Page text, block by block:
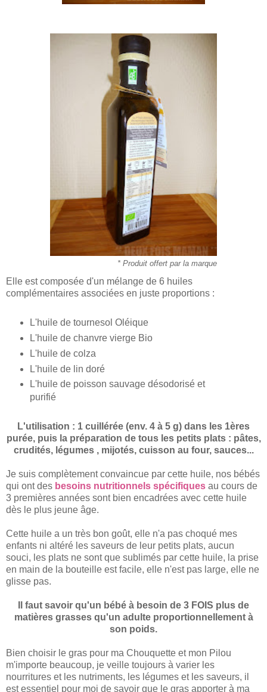
* Produit offert par la marque
Elle est composée d'un mélange de 6 huiles
complémentaires associées en juste proportions :
L'huile de tournesol Oléique
L'huile de chanvre vierge Bio
L'huile de colza
L'huile de lin doré
L'huile de poisson sauvage désodorisé et
purifié
L'utilisation : 1 cuillérée (env. 4 à 5 g) dans les 1ères
purée, puis la préparation de tous les petits plats : pâtes,
crudités, légumes , mijotés, cuisson au four, sauces...
Je suis complètement convaincue par cette huile, nos bébés
qui ont des besoins nutritionnels spécifiques au cours de
3 premières années sont bien encadrées avec cette huile
dès le plus jeune âge.
Cette huile a un très bon goût, elle n'a pas choqué mes
enfants ni altéré les saveurs de leur petits plats, aucun
souci, les plats ne sont que sublimés par cette huile, la prise
en main de la bouteille est facile, elle n'est pas large, elle ne
glisse pas.
Il faut savoir qu'un bébé à besoin de 3 FOIS plus de
matières grasses qu'un adulte proportionnellement à
son poids.
Bien choisir le gras pour ma Chouquette et mon Pilou
m'importe beaucoup, je veille toujours à varier les
nourritures et les nutriments, les légumes et les saveurs, il
est essentiel pour moi de savoir que le gras apporter à ma